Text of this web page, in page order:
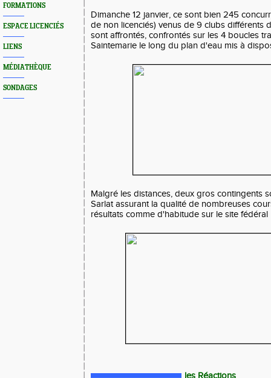
FORMATIONS
ESPACE LICENCIÉS
LIENS
MÉDIATHÈQUE
SONDAGES
Dimanche 12 janvier, ce sont bien 245
de non licenciés) venus de 9 clubs différents
sont affrontés, confrontés sur les 4 boucles
Saintemarie le long du plan d'eau mis à
Malgré les distances, deux gros contingents
Sarlat assurant la qualité de nombreuses
résultats comme d'habitude sur le site fédéral
les Réactions